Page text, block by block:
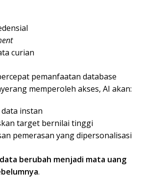
curian
pemanfaatan database
memperoleh akses, AI akan:
instan
target bernilai tinggi
pemerasan yang dipersonalisasi
data berubah menjadi mata uang
.